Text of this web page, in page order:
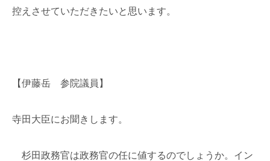
控えさせていただきたいと思います。
【伊藤岳 参院議員】
寺田大臣にお聞きします。
杉田政務官は政務官の任に値するのでしょうか。イン